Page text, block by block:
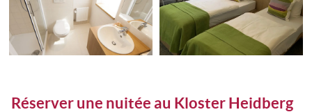
Réserver une nuitée au Kloster Heidberg